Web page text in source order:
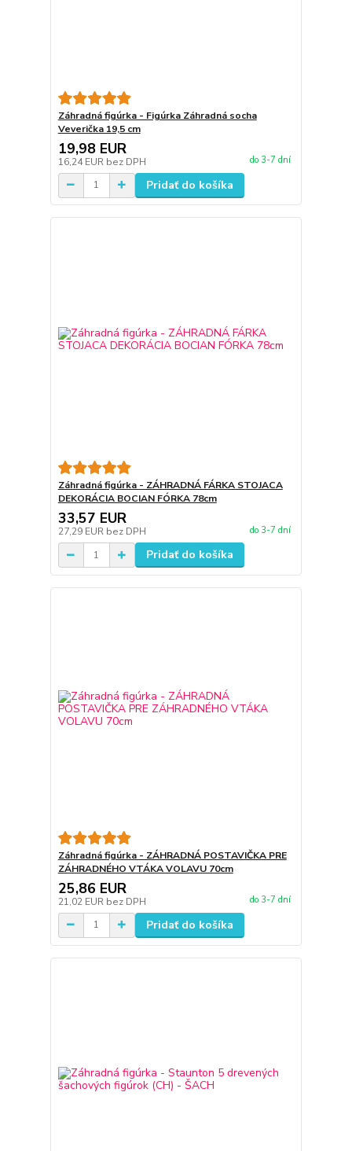
Záhradná figúrka - Figúrka Záhradná socha
Veverička 19,5 cm
19,98 EUR
16,24 EUR bez DPH do 3-7 dní
Pridať do košíka
Záhradná figúrka - ZÁHRADNÁ FÁRKA STOJACA
DEKORÁCIA BOCIAN FÓRKA 78cm
33,57 EUR
27,29 EUR bez DPH do 3-7 dní
Pridať do košíka
Záhradná figúrka - ZÁHRADNÁ POSTAVIČKA PRE
ZÁHRADNÉHO VTÁKA VOLAVU 70cm
25,86 EUR
21,02 EUR bez DPH do 3-7 dní
Pridať do košíka